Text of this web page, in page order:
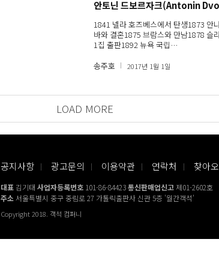
안토닌 드보르자크(Antonin
1841 넬라 호즈베스에서 탄생1873 안
바와 결혼1875 브람스와 만남1878 슬
1집 출판1892 뉴욕 국립…
송주호
2017년 1월 1일
LOAD MORE
공지사항 광고문의 이용약관 연락처 찾아
대표김기태 사업자등록번호 101-86-84423통신판매업신고제01-2602호
주소서울특별시 중구 중림로 27 가톨릭출판사 신관 5층 '월간객석'
Copyright 2018. 객석 컴퍼니